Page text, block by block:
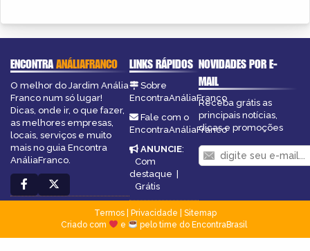
ENCONTRAANÁLIAFRANCO
O melhor do Jardim Anália
Franco num só lugar!
Dicas, onde ir, o que fazer,
as melhores empresas,
locais, serviços e muito
mais no guia Encontra
AnáliaFranco.
LINKS RÁPIDOS
Sobre
EncontraAnáliaFranco
Fale com o
EncontraAnáliaFranco
ANUNCIE:
Com
destaque |
Grátis
NOVIDADES POR E-
MAIL
Receba grátis as
principais notícias,
dicas e promoções
Termos| Privacidade
Sitemap
Criado com
e pelo time do EncontraBrasil